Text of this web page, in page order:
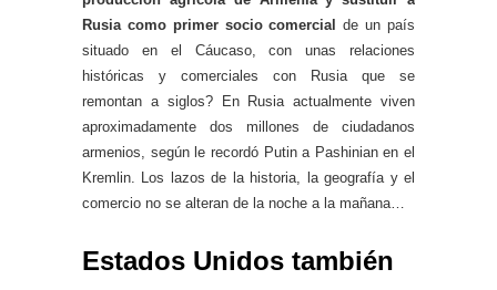
Rusia como primer socio comercial
de un país
situado en el Cáucaso, con unas relaciones
históricas y comerciales con Rusia que se
remontan a siglos? En Rusia actualmente viven
aproximadamente dos millones de ciudadanos
armenios, según le recordó Putin a Pashinian en el
Kremlin. Los lazos de la historia, la geografía y el
comercio no se alteran de la noche a la mañana…
Estados Unidos también